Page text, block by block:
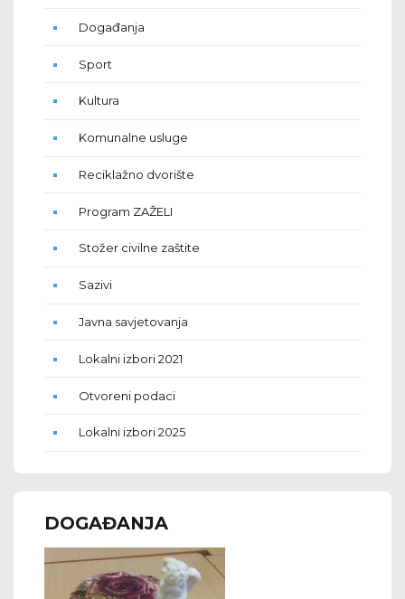
Događanja
Sport
Kultura
Komunalne usluge
Reciklažno dvorište
Program ZAŽELI
Stožer civilne zaštite
Sazivi
Javna savjetovanja
Lokalni izbori 2021
Otvoreni podaci
Lokalni izbori 2025
DOGAĐANJA